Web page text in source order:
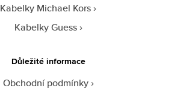
Kabelky Michael Kors
Kabelky Guess
Důležité informace
Obchodní podmínky